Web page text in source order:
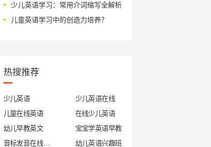
少儿英语学习：常用介词缩写全解析
儿童英语学习中的创造力培养？
热搜推荐
少儿英语
少儿英语在线
儿童在线英语
在线少儿英语
幼儿早教英文
宝宝学英语早教
幼儿英语兴趣班